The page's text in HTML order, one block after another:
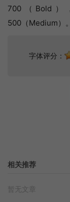
700（Bold）
500（Medium）。
字体评分：
相关推荐
暂无文章